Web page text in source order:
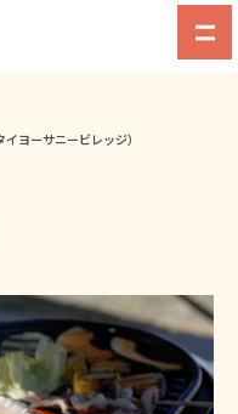
ヨーサニービレッジ）